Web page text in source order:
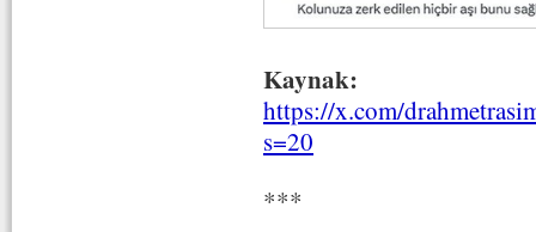
Kaynak:
https://x.com/
s=20
***